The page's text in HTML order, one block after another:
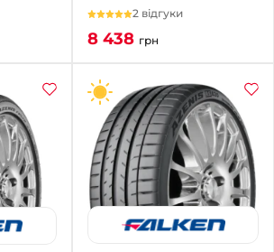
2 відгуки
8 438 грн